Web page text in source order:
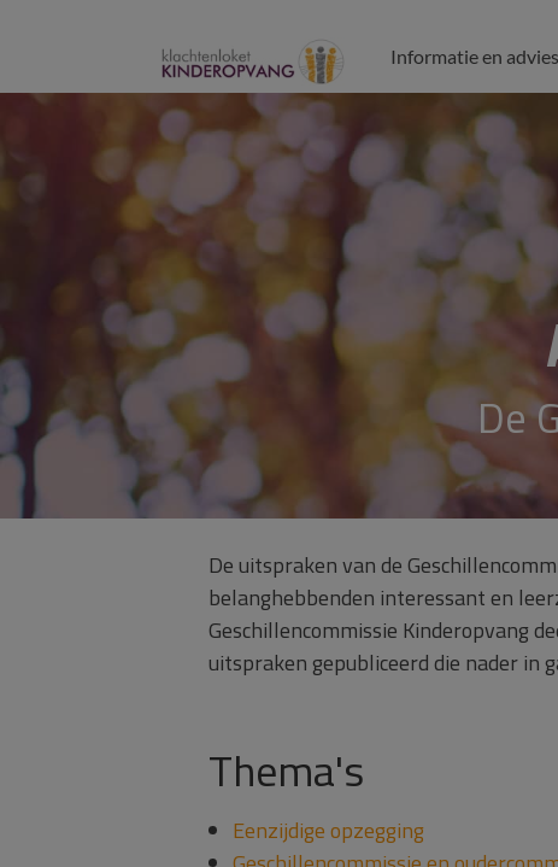
Informatie en advies
De
De uitspraken van de
belanghebbenden interessant en
Geschillencommissie Kinderopvang
uitspraken gepubliceerd die nader in
Thema's
Eenzijdige opzegging